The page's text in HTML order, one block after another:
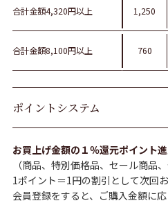
合計金額4,320円以上 1,250
合計金額8,100円以上 760
ポイントシステム
お買上げ金額の１％還元ポイント
（商品、特別価格品、セール商品
1ポイント＝1円の割引として次回
会員登録をすると、ご購入金額に